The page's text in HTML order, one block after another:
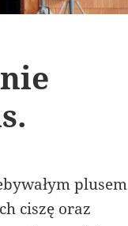
plusem
ciszę oraz